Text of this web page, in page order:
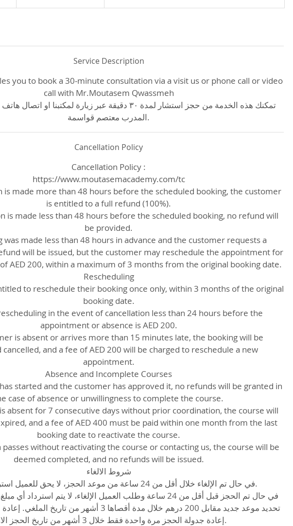
Service Description
you to book a 30-minute consultation via a visit us or phone call or video
call with Mr.Moutasem Qwassmeh
تمكنك هذه الخدمة من حجز استشار لمدة ٣٠ دقيقة عبر زيارة لمكتبنا
المدرب معتصم قواسمة.
Cancellation Policy
Cancellation Policy :
https://www.moutasemacademy.com/tc
is made more than 48 hours before the scheduled booking, the customer
is entitled to a full refund (100%).
is made less than 48 hours before the scheduled booking, no refund will
be provided.
was made less than 48 hours in advance and the customer requests a
will be issued, but the customer may reschedule the appointment for
AED 200, within a maximum of 3 months from the original booking date.
Rescheduling
to reschedule their booking once only, within 3 months of the original
booking date.
in the event of cancellation less than 24 hours before the
appointment or absence is AED 200.
is absent or arrives more than 15 minutes late, the booking will be
cancelled, and a fee of AED 200 will be charged to reschedule a new
appointment.
Absence and Incomplete Courses
started and the customer has approved it, no refunds will be granted in
case of absence or unwillingness to complete the course.
absent for 7 consecutive days without prior coordination, the course will
and a fee of AED 400 must be paid within one month from the last
booking date to reactivate the course.
without reactivating the course or contacting us, the course will be
deemed completed, and no refunds will be issued.
شروط الالغاء
في حال تم الإلغاء خلال أقل من 24 ساعة من موعد الحجز، لا يحق
في حال تم الحجز قبل أقل من 24 ساعة وطلب العميل الإلغاء، لا يتم
تحديد موعد جديد مقابل 200 درهم خلال مدة أقصاها 3 أشهر
إعادة جدولة الحجز مرة واحدة فقط خلال 3 أشهر من تاريخ